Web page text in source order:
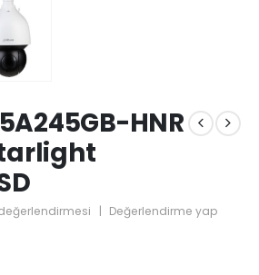
HNR
| Değerlendirme yap